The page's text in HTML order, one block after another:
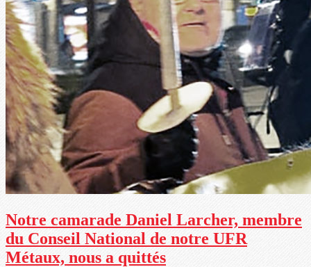
Notre camarade Daniel Larcher, membre
du Conseil National de notre UFR
Métaux, nous a quittés